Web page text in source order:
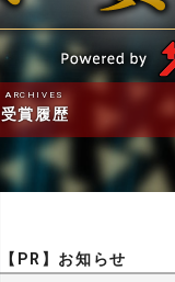
ARCHIVES
受賞履歴
【PR】お知らせ